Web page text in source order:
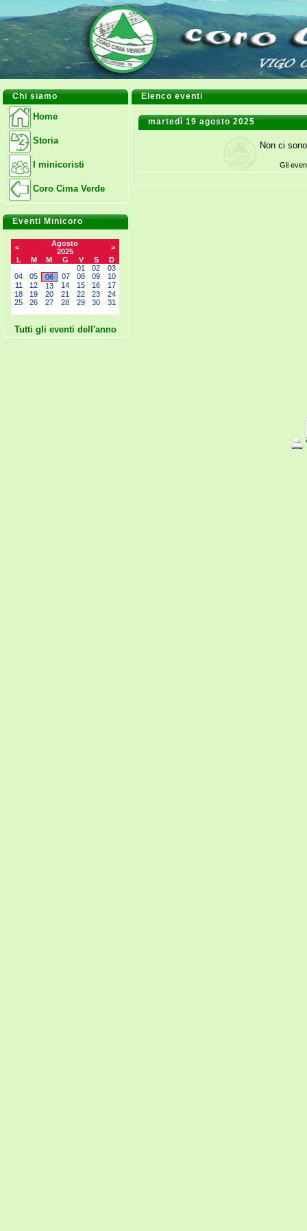
Chi siamo
Home
Storia
I minicoristi
Coro Cima Verde
Eventi Minicoro
<
Agosto
2025
>
L
M M G V S
D
01 02
03
04
05 06 07 08 09
10
11
12 13 14 15 16
17
18
19 20 21 22 23
24
25
26 27 28 29 30
31
Tutti gli eventi dell'anno
Elenco eventi
martedì 19 agosto 2025
Non ci
Gli